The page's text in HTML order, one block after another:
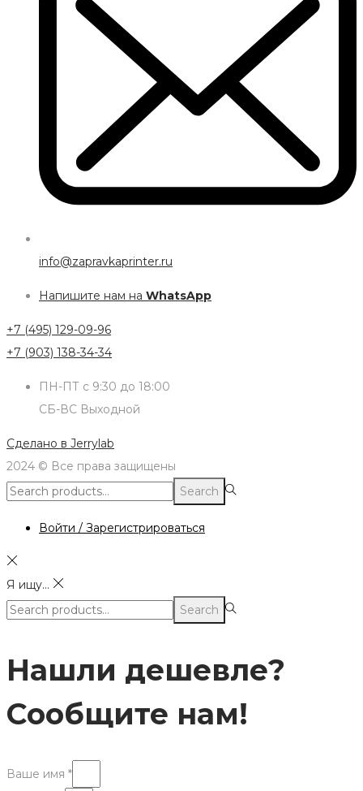
info@zapravkaprinter.ru
Напишите нам на WhatsApp
+7 (495) 129-09-96
+7 (903) 138-34-34
ПН-ПТ с 9:30 до 18:00
СБ-ВС Выходной
Сделано в Jerrylab
2024 © Все права защищены
Search
Search
Войти / Зарегистрироваться
Я ищу...
Search
Search
Нашли дешевле?
Сообщите нам!
Ваше имя *